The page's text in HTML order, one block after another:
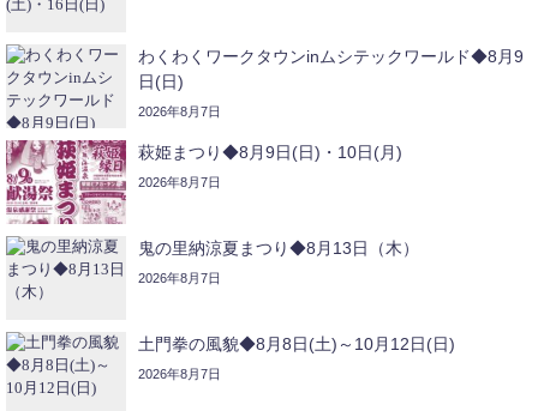
わくわくワークタウンinムシテックワールド◆8月9
日(日)
2026年8月7日
萩姫まつり◆8月9日(日)・10日(月)
2026年8月7日
鬼の里納涼夏まつり◆8月13日（木）
2026年8月7日
土門拳の風貌◆8月8日(土)～10月12日(日)
2026年8月7日